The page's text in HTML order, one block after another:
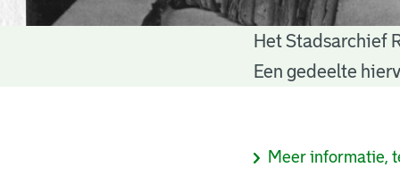
Het Stadsarchief
Een gedeelte
Meer informatie,